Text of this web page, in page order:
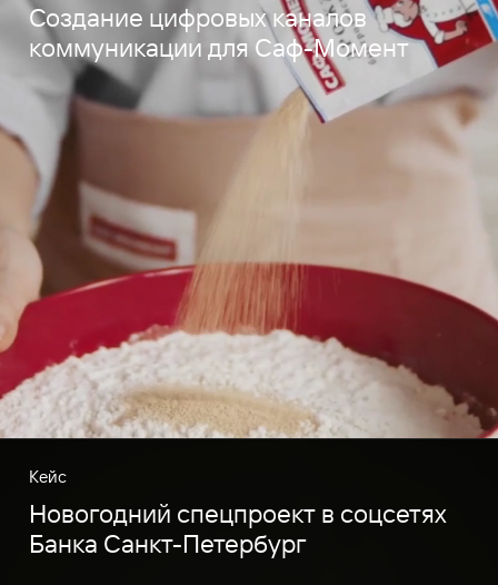
Создание цифровых каналов
коммуникации для Саф-Момент
Кейс
Новогодний спецпроект в соцсетях
Банка Санкт-Петербург